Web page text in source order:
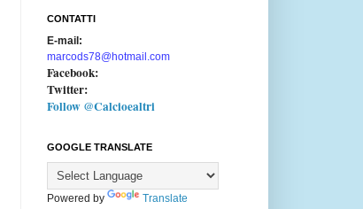
CONTATTI
E-mail:
marcods78@hotmail.com
Facebook:
Twitter:
Follow @Calcioealtri
GOOGLE TRANSLATE
Powered by Translate